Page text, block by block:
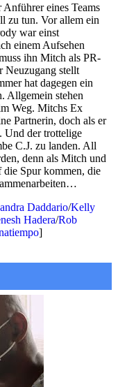
eines Teams
zu tun. Vor allem ein
war einst
einem Aufsehen
ihn Mitch als PR-
Neuzugang stellt
hat dagegen ein
Allgemein stehen
Weg. Mitchs Ex
Partnerin, doch als er
Und der trottelige
C.J. zu landen. All
denn als Mitch und
Spur kommen, die
Daddario/Kelly
Hadera/Rob
]